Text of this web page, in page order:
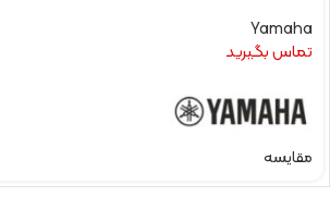
Yamaha
تماس بگیرید
مقایسه